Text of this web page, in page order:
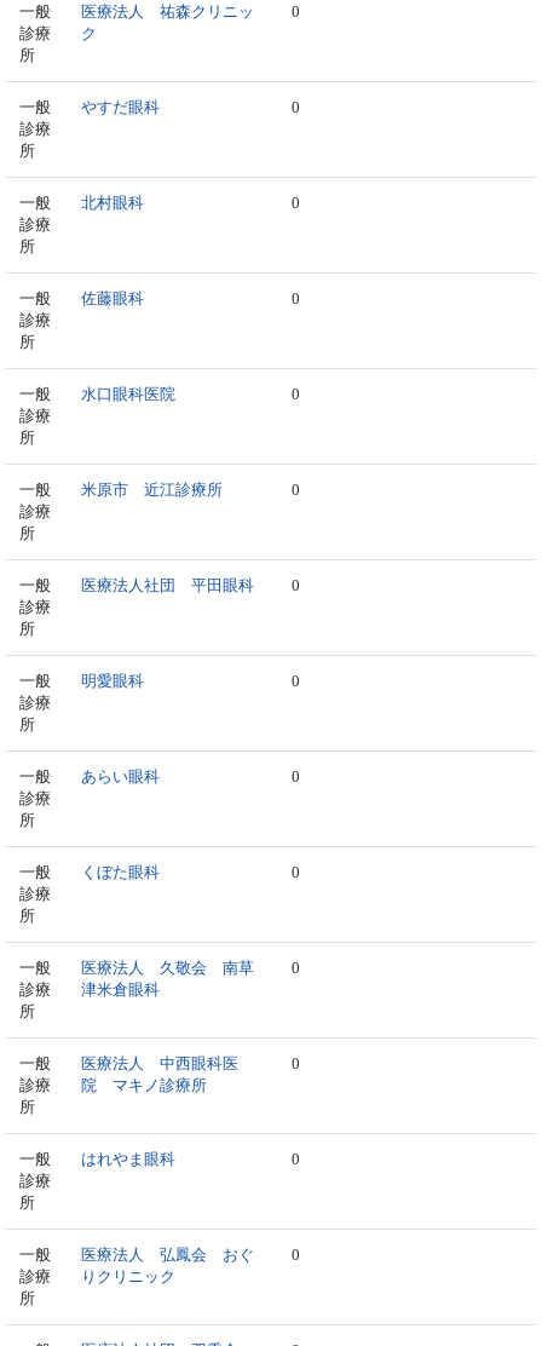
一般
診療
所
医療法人 祐森クリニッ
ク
0
一般
診療
所
やすだ眼科 0
一般
診療
所
北村眼科 0
一般
診療
所
佐藤眼科 0
一般
診療
所
水口眼科医院 0
一般
診療
所
米原市 近江診療所 0
一般
診療
所
医療法人社団 平田眼科 0
一般
診療
所
明愛眼科 0
一般
診療
所
あらい眼科 0
一般
診療
所
くぼた眼科 0
一般
診療
所
医療法人 久敬会 南草
津米倉眼科
0
一般
診療
所
医療法人 中西眼科医
院 マキノ診療所
0
一般
診療
所
はれやま眼科 0
一般
診療
所
医療法人 弘鳳会 おぐ
りクリニック
0